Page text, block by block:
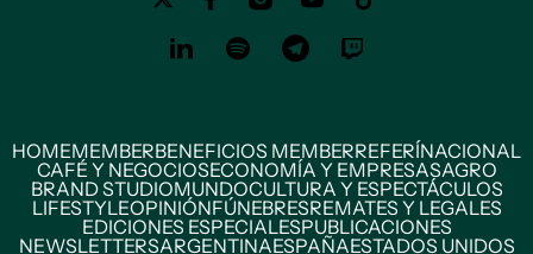
HOMEMEMBERBENEFICIOS MEMBERREFERÍNACIONAL
CAFÉ Y NEGOCIOSECONOMÍA Y EMPRESASAGRO
BRAND STUDIOMUNDOCULTURA Y ESPECTÁCULOS
LIFESTYLEOPINIÓNFÚNEBRESREMATES Y LEGALES
EDICIONES ESPECIALESPUBLICACIONES
NEWSLETTERSARGENTINAESPAÑAESTADOS UNIDOS